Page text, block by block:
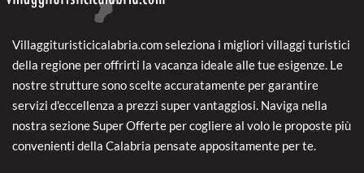
Villaggituristicicalabria.com seleziona i migliori villaggi turistici
della regione per offrirti la vacanza ideale alle tue esigenze. Le
nostre strutture sono scelte accuratamente per garantire
servizi d'eccellenza a prezzi super vantaggiosi. Naviga nella
nostra sezione Super Offerte per cogliere al volo le proposte più
convenienti della Calabria pensate appositamente per te.